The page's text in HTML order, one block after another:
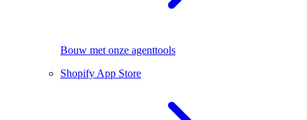
Bouw met onze agenttools
Shopify App Store